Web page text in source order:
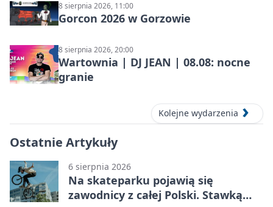
8 sierpnia 2026, 11:00
Gorcon 2026 w Gorzowie
8 sierpnia 2026, 20:00
Wartownia | DJ JEAN | 08.08: nocne
granie
Kolejne wydarzenia
Ostatnie Artykuły
6 sierpnia 2026
Na skateparku pojawią się
zawodnicy z całej Polski. Stawką